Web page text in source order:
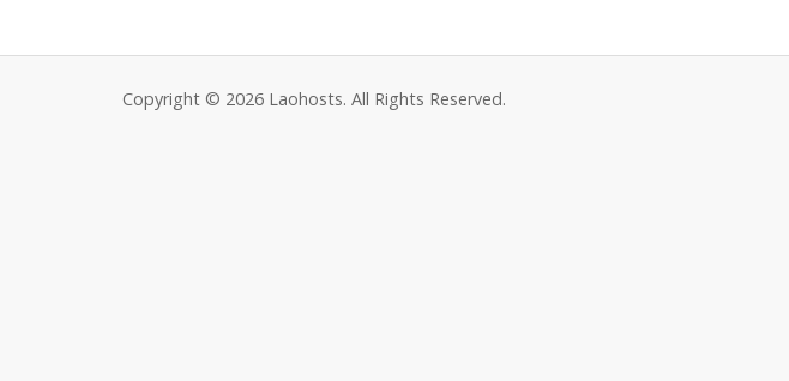
Copyright © 2026 Laohosts. All Rights Reserved.